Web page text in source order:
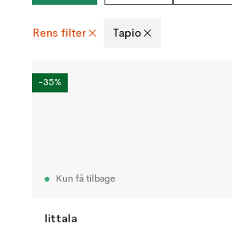
Rens filter Tapio
Kun få tilbage
Iittala
-35%